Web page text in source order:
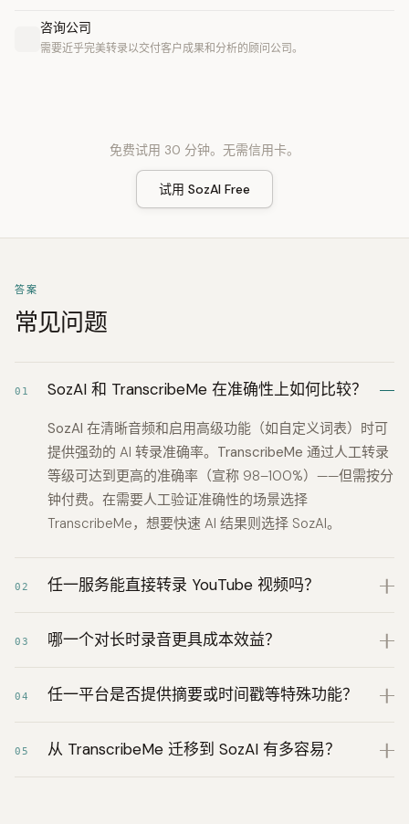
咨询公司
需要近乎完美转录以交付客户成果和分析的顾问公司。
免费试用 30 分钟。无需信用卡。
试用 SozAI Free
答案
常见问题
01 SozAI 和 TranscribeMe 在准确性上如何比较？
SozAI 在清晰音频和启用高级功能（如自定义词表）时可
提供强劲的 AI 转录准确率。 TranscribeMe 通过人工转录
等级可达到更高的准确率（宣称 98–100%）——但需按分
钟付费。在需要人工验证准确性的场景选择
TranscribeMe，想要快速 AI 结果则选择 SozAI。
02 任一服务能直接转录 YouTube 视频吗？
03 哪一个对长时录音更具成本效益？
04 任一平台是否提供摘要或时间戳等特殊功能？
05 从 TranscribeMe 迁移到 SozAI 有多容易？